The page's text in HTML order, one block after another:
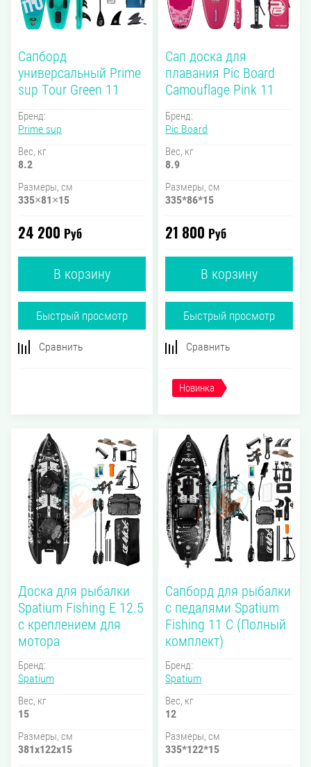
Сапборд
универсальный Prime
sup Tour Green 11
Бренд:
Prime sup
Вес, кг
8.2
Размеры, см
335×81×15
24 200 Руб
В корзину
Быстрый просмотр
Сравнить
Сап доска для
плавания Pic Board
Camouflage Pink 11
Бренд:
Pic Board
Вес, кг
8.9
Размеры, см
335*86*15
21 800 Руб
В корзину
Быстрый просмотр
Сравнить
Новинка
Доска для рыбалки
Spatium Fishing E 12.5
с креплением для
мотора
Бренд:
Spatium
Вес, кг
15
Размеры, см
381x122x15
Сапборд для рыбалки
с педалями Spatium
Fishing 11 C (Полный
комплект)
Бренд:
Spatium
Вес, кг
12
Размеры, см
335*122*15